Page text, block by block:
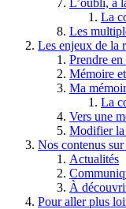
La
Les
Les enjeux de la
Prendre
Mémoire
Ma
La
Vers une
Modifier la
Nos contenus
Actualités
À
Pour aller plus